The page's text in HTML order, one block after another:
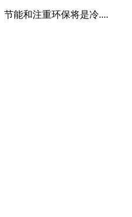
能和注重环保将是冷....